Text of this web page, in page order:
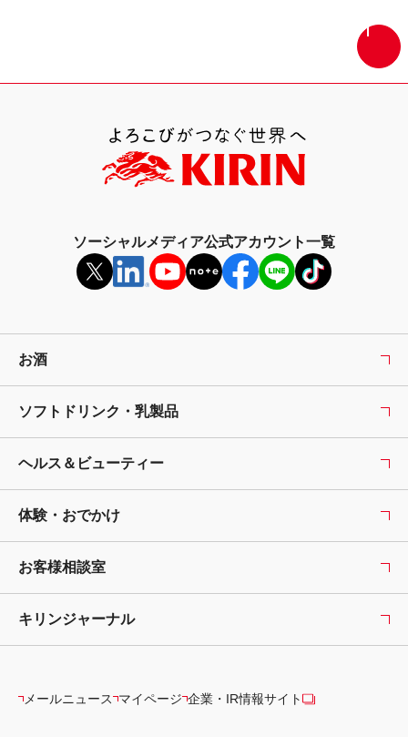
画
面
最
上
ソーシャルメディア公式アカウント一覧
お酒
ソフトドリンク・乳製品
ヘルス＆ビューティー
体験・おでかけ
お客様相談室
キリンジャーナル
メールニュース マイページ 企業・IR情報サイト